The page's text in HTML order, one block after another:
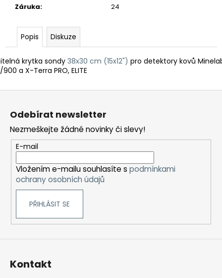
Záruka: 24
Popis Diskuze
krytka sondy 38x30 cm (15x12") pro detektory kovů
a X-Terra PRO, ELITE
MINELAB
VANQUISH
560
11
990
Z
Odebírat newsletter
Nezmeškejte žádné novinky či slevy!
E-mail
Vložením e-mailu souhlasíte s podmínkami
ochrany osobních údajů
PŘIHLÁSIT SE
Kontakt